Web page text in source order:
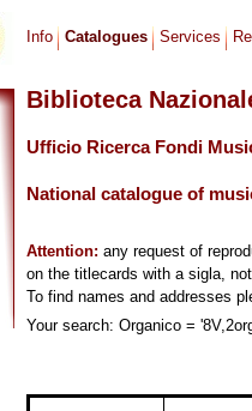
Info Catalogues Services
Biblioteca
Ufficio Ricerca Fondi
National catalogue of
Attention: any request of
on the titlecards with a sigla,
To find names and addresses
Your search: Organico =